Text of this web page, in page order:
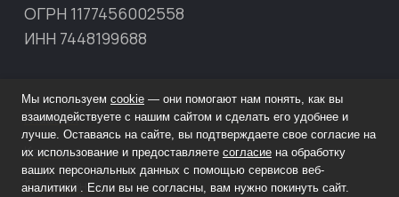
ОГРН 1177456002558
ИНН 7448199688
Главная
Каталог
О компании
Мы используем cookie — они помогают нам понять, как вы
взаимодействуете с нашим сайтом и сделать его удобнее и
лучше. Оставаясь на сайте, вы подтверждаете свое согласие на
их использование и предоставляете согласие на обработку
ваших персональных данных с помощью сервисов веб-
аналитики . Если вы не согласны, вам нужно покинуть сайт.